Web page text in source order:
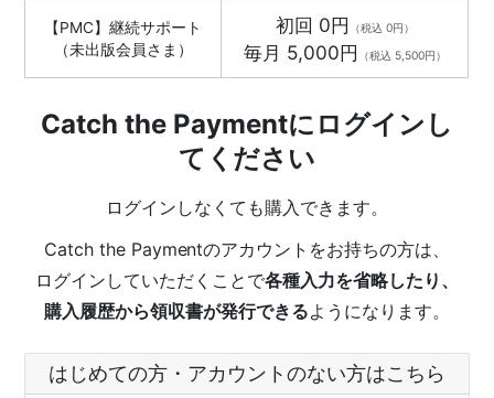
【PMC】継続サポート
（未出版会員さま）
初回 0円 （税込 0円）
毎月 5,000円 （税込 5,500円）
Catch the Paymentにログインし
てください
ログインしなくても購入できます。
Catch the Paymentのアカウントをお持ちの方は、
ログインしていただくことで各種入力を省略したり、
購入履歴から領収書が発行できるようになります。
はじめての方・アカウントのない方はこちら